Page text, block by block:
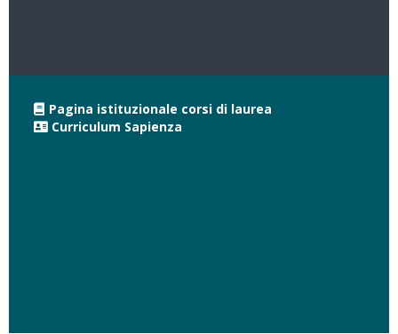
Pagina istituzionale corsi di laurea
Curriculum Sapienza